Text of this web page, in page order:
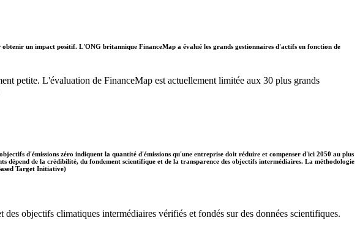
obtenir un impact positif. L'ONG britannique FinanceMap a évalué les grands gestionnaires d'actifs en fonction de
petite. L'évaluation de FinanceMap est actuellement limitée aux 30 plus grands
d'émissions zéro indiquent la quantité d'émissions qu'une entreprise doit réduire et compenser d'ici 2050 au plus
de la crédibilité, du fondement scientifique et de la transparence des objectifs intermédiaires. La méthodologie
Target Initiative)
objectifs climatiques intermédiaires vérifiés et fondés sur des données scientifiques.